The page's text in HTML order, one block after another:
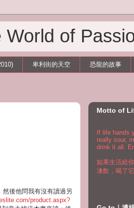
of
卑利街的天空 恐龍的故事
然後他問我有沒有讀過另
product.aspx?
Motto of
If life hands
really sour,
drink it all.
如果生活給
凍飲，喝了